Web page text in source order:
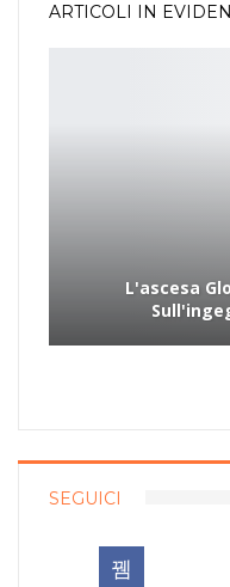
ARTICOLI IN
L'ascesa
SEGUICI